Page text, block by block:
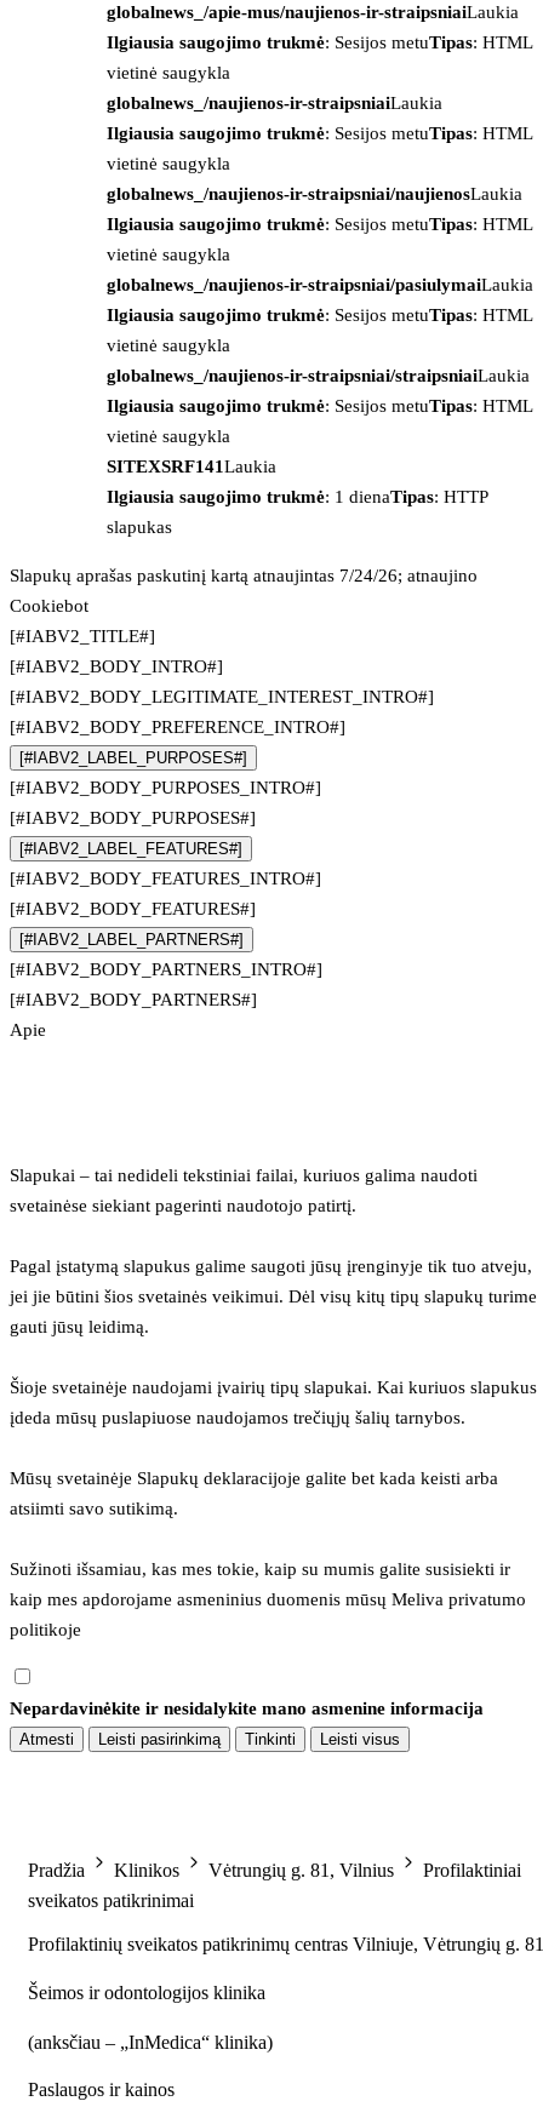
globalnews_/apie-mus/naujienos-ir-straipsniaiLaukia
Ilgiausia saugojimo trukmė: Sesijos metuTipas: HTML
vietinė saugykla
globalnews_/naujienos-ir-straipsniaiLaukia
Ilgiausia saugojimo trukmė: Sesijos metuTipas: HTML
vietinė saugykla
globalnews_/naujienos-ir-straipsniai/naujienosLaukia
Ilgiausia saugojimo trukmė: Sesijos metuTipas: HTML
vietinė saugykla
globalnews_/naujienos-ir-straipsniai/pasiulymaiLaukia
Ilgiausia saugojimo trukmė: Sesijos metuTipas: HTML
vietinė saugykla
globalnews_/naujienos-ir-straipsniai/straipsniaiLaukia
Ilgiausia saugojimo trukmė: Sesijos metuTipas: HTML
vietinė saugykla
SITEXSRF141Laukia
Ilgiausia saugojimo trukmė: 1 dienaTipas: HTTP
slapukas
Slapukų aprašas paskutinį kartą atnaujintas 7/24/26; atnaujino
Cookiebot
[#IABV2_TITLE#]
[#IABV2_BODY_INTRO#]
[#IABV2_BODY_LEGITIMATE_INTEREST_INTRO#]
[#IABV2_BODY_PREFERENCE_INTRO#]
[#IABV2_LABEL_PURPOSES#]
[#IABV2_BODY_PURPOSES_INTRO#]
[#IABV2_BODY_PURPOSES#]
[#IABV2_LABEL_FEATURES#]
[#IABV2_BODY_FEATURES_INTRO#]
[#IABV2_BODY_FEATURES#]
[#IABV2_LABEL_PARTNERS#]
[#IABV2_BODY_PARTNERS_INTRO#]
[#IABV2_BODY_PARTNERS#]
Apie
Slapukai – tai nedideli tekstiniai failai, kuriuos galima naudoti
svetainėse siekiant pagerinti naudotojo patirtį.
Pagal įstatymą slapukus galime saugoti jūsų įrenginyje tik tuo atveju,
jei jie būtini šios svetainės veikimui. Dėl visų kitų tipų slapukų turime
gauti jūsų leidimą.
Šioje svetainėje naudojami įvairių tipų slapukai. Kai kuriuos slapukus
įdeda mūsų puslapiuose naudojamos trečiųjų šalių tarnybos.
Mūsų svetainėje Slapukų deklaracijoje galite bet kada keisti arba
atsiimti savo sutikimą.
Sužinoti išsamiau, kas mes tokie, kaip su mumis galite susisiekti ir
kaip mes apdorojame asmeninius duomenis mūsų Meliva privatumo
politikoje
Nepardavinėkite ir nesidalykite mano asmenine informacija
Atmesti Leisti pasirinkimą Tinkinti Leisti visus
Pradžia Klinikos Vėtrungių g. 81, Vilnius
Profilaktiniai
sveikatos patikrinimai
Profilaktinių sveikatos patikrinimų centras Vilniuje, Vėtrungių g. 81
Šeimos ir odontologijos klinika
(anksčiau – „InMedica“ klinika)
Paslaugos ir kainos